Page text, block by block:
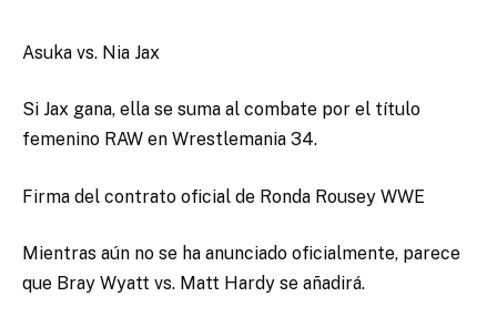
Asuka vs. Nia Jax
Si Jax gana, ella se suma al combate por el título
femenino RAW en Wrestlemania 34.
Firma del contrato oficial de Ronda Rousey WWE
Mientras aún no se ha anunciado oficialmente, parece
que Bray Wyatt vs. Matt Hardy se añadirá.